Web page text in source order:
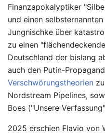
Finanzapokalyptiker
und einen
Jungnischke über
zu einen
Deutschland der bislang
auch den Putin-
Verschwörungstheorien
Nordstream Pipelines,
Boes ("Unsere
2025 erschien Flavio von